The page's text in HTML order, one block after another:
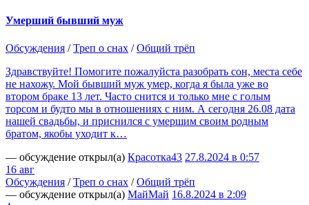
Умерший бывший муж
Обсуждения /Треп о снах /Общий трёп
Здравствуйте! Помогите пожалуйста разобрать сон, места себе
не нахожу. Мой бывший муж умер, когда я была уже во
втором браке 13 лет. Часто снится и только мне с голым
торсом и будто мы в отношениях с ним. А сегодня 26.08 дата
нашей свадьбы, и приснился с умершим своим родным
братом, якобы уходит к…
— обсуждение открыл(а) Красотка43 27.8.2024 в 0:57
16 авг
Обсуждения /Треп о снах /Общий трёп
— обсуждение открыл(а) МайМай 16.8.2024 в 2:09